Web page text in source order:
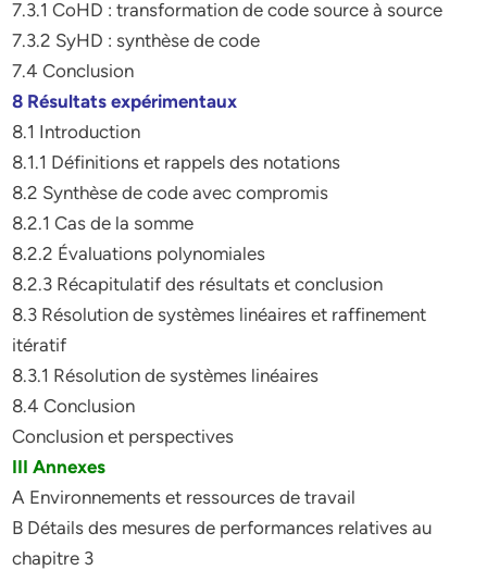
7.3.1 CoHD : transformation de code source à source
7.3.2 SyHD : synthèse de code
7.4 Conclusion
8 Résultats expérimentaux
8.1 Introduction
8.1.1 Définitions et rappels des notations
8.2 Synthèse de code avec compromis
8.2.1 Cas de la somme
8.2.2 Évaluations polynomiales
8.2.3 Récapitulatif des résultats et conclusion
8.3 Résolution de systèmes linéaires et raffinement
itératif
8.3.1 Résolution de systèmes linéaires
8.4 Conclusion
Conclusion et perspectives
III Annexes
A Environnements et ressources de travail
B Détails des mesures de performances relatives au
chapitre 3